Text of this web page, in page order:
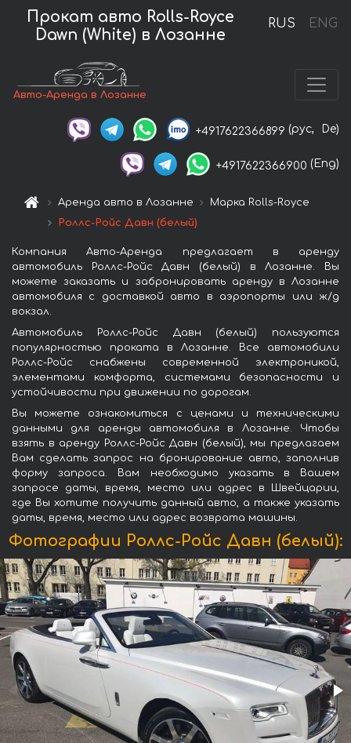
RUS ENG
Прокат авто Rolls-Royce
Dawn (White) в Лозанне
Авто-Аренда в Лозанне
+4917622366899 (рус, De)
+4917622366900 (Eng)
Аренда авто в Лозанне
Марка Rolls-Royce
Роллс-Ройс Давн (белый)
Компания Авто-Аренда предлагает в аренду
автомобиль Роллс-Ройс Давн (белый) в Лозанне. Вы
можете заказать и забронировать аренду в Лозанне
автомобиля с доставкой авто в аэропорты или ж/д
вокзал.
Автомобиль Роллс-Ройс Давн (белый) пользуются
популярностью проката в Лозанне. Все автомобили
Роллс-Ройс снабжены современной электроникой,
элементами комфорта, системами безопасности и
устойчивости при движении по дорогам.
Вы можете ознакомиться с ценами и техническими
данными для аренды автомобиля в Лозанне. Чтобы
взять в аренду Роллс-Ройс Давн (белый), мы предлагаем
Вам сделать запрос на бронирование авто, заполнив
форму запроса. Вам необходимо указать в Вашем
запросе даты, время, место или адрес в Швейцарии,
где Вы хотите получить данный авто, а также указать
даты, время, место или адрес возврата машины.
Фотографии Роллс-Ройс Давн (белый):